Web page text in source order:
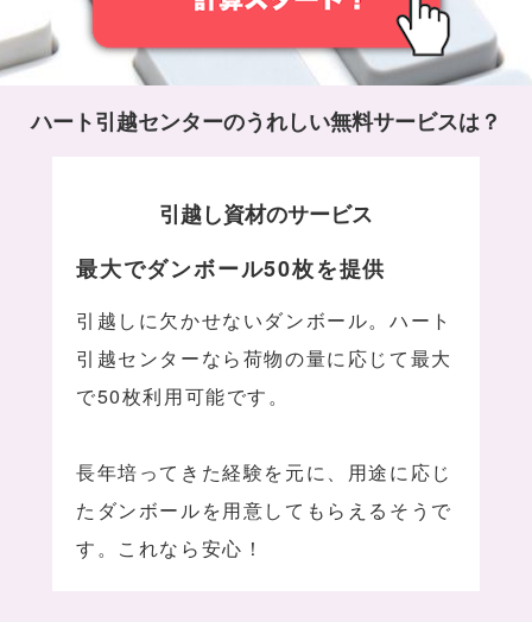
ハート引越センターのうれしい無料サービスは？
引越し資材のサービス
最大でダンボール50枚を提供
引越しに欠かせないダンボール。ハート
引越センターなら荷物の量に応じて最大
で50枚利用可能です。
長年培ってきた経験を元に、用途に応じ
たダンボールを用意してもらえるそうで
す。これなら安心！